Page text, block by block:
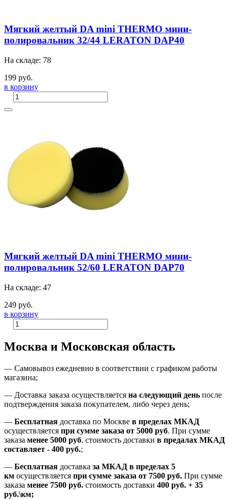
Мягкий желтый DA mini THERMO мини-
полировальник 32/44 LERATON DAP40
На складе: 78
199 руб.
в корзину
Мягкий желтый DA mini THERMO мини-
полировальник 52/60 LERATON DAP70
На складе: 47
249 руб.
в корзину
Москва и Московская область
— Самовывоз ежедневно в соответствии с графиком работы
магазина;
— Доставка заказа осуществляется на следующий день после
подтверждения заказа покупателем, либо через день;
— Бесплатная доставка по Москве в пределах МКАД
осуществляется при сумме заказа от 5000 руб. При сумме
заказа менее 5000 руб. стоимость доставки в предалах МКАД
составляет - 400 руб.;
— Бесплатная доставка за МКАД в пределах 5
км осуществляется при сумме заказа от 7500 руб. При сумме
заказа менее 7500 руб. стоимость доставки 400 руб. + 35
руб.\км;